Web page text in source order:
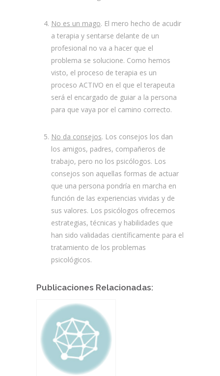
No es un mago. El mero hecho de acudir
a terapia y sentarse delante de un
profesional no va a hacer que el
problema se solucione. Como hemos
visto, el proceso de terapia es un
proceso ACTIVO en el que el terapeuta
será el encargado de guiar a la persona
para que vaya por el camino correcto.
No da consejos. Los consejos los dan
los amigos, padres, compañeros de
trabajo, pero no los psicólogos. Los
consejos son aquellas formas de actuar
que una persona pondría en marcha en
función de las experiencias vividas y de
sus valores. Los psicólogos ofrecemos
estrategias, técnicas y habilidades que
han sido validadas científicamente para el
tratamiento de los problemas
psicológicos.
Publicaciones Relacionadas: